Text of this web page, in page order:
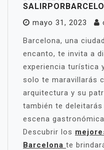
mayo 31, 2023
Barcelona, una
encanto, te invita a
experiencia turística
solo te maravillarás
arquitectura y su
también te
escena
Descubrir los
Barcelona te